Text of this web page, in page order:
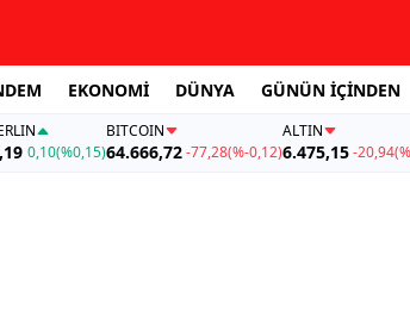
EKONOMİ DÜNYA GÜNÜN İÇİNDEN
0,10(%0,15)
BITCOIN
64.666,72-77,28(%-0,12)
ALTIN
6.475,15-20,94